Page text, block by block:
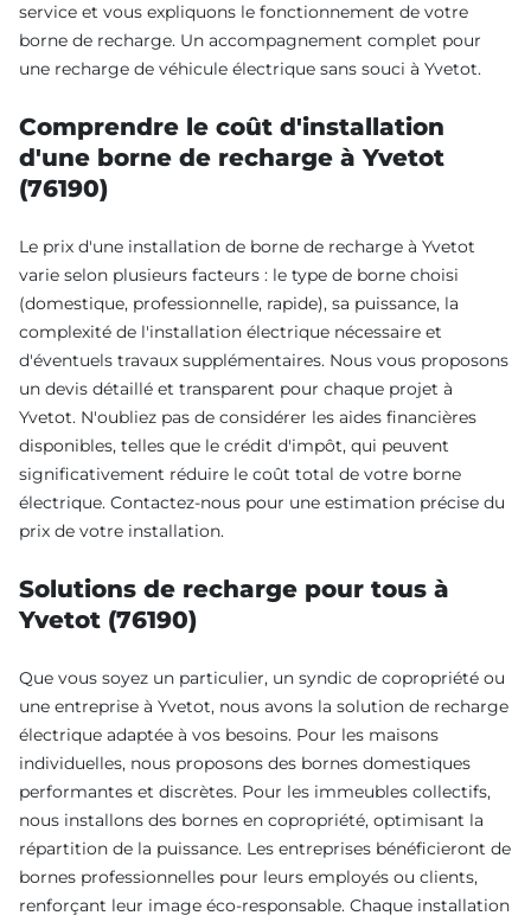
service et vous expliquons le fonctionnement de votre
borne de recharge. Un accompagnement complet pour
une recharge de véhicule électrique sans souci à Yvetot.
Comprendre le coût d'installation
d'une borne de recharge à Yvetot
(76190)
Le prix d'une installation de borne de recharge à Yvetot
varie selon plusieurs facteurs : le type de borne choisi
(domestique, professionnelle, rapide), sa puissance, la
complexité de l'installation électrique nécessaire et
d'éventuels travaux supplémentaires. Nous vous proposons
un devis détaillé et transparent pour chaque projet à
Yvetot. N'oubliez pas de considérer les aides financières
disponibles, telles que le crédit d'impôt, qui peuvent
significativement réduire le coût total de votre borne
électrique. Contactez-nous pour une estimation précise du
prix de votre installation.
Solutions de recharge pour tous à
Yvetot (76190)
Que vous soyez un particulier, un syndic de copropriété ou
une entreprise à Yvetot, nous avons la solution de recharge
électrique adaptée à vos besoins. Pour les maisons
individuelles, nous proposons des bornes domestiques
performantes et discrètes. Pour les immeubles collectifs,
nous installons des bornes en copropriété, optimisant la
répartition de la puissance. Les entreprises bénéficieront de
bornes professionnelles pour leurs employés ou clients,
renforçant leur image éco-responsable. Chaque installation